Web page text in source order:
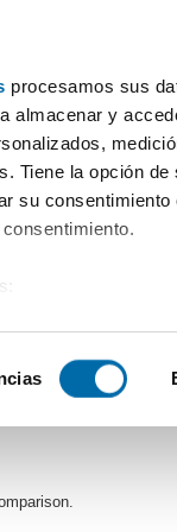
procesamos sus
almacenar y
Tiene la opción
su
se procesan
Square meters